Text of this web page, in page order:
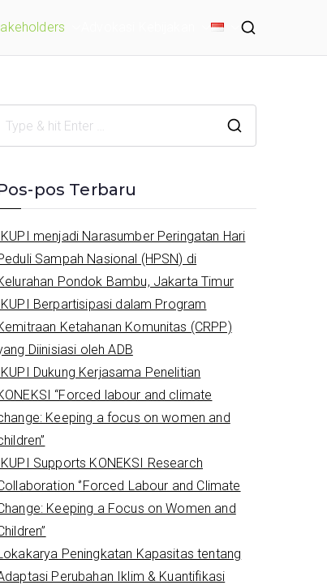
pos Terbaru
menjadi Narasumber Peringatan Hari
Sampah Nasional (HPSN) di
Pondok Bambu, Jakarta Timur
Berpartisipasi dalam Program
Ketahanan Komunitas (CRPP)
Diinisiasi oleh ADB
Dukung Kerjasama Penelitian
“Forced labour and climate
Keeping a focus on women and
Supports KONEKSI Research
‘’Forced Labour and Climate
Keeping a Focus on Women and
Peningkatan Kapasitas tentang
Perubahan Iklim & Kuantifikasi